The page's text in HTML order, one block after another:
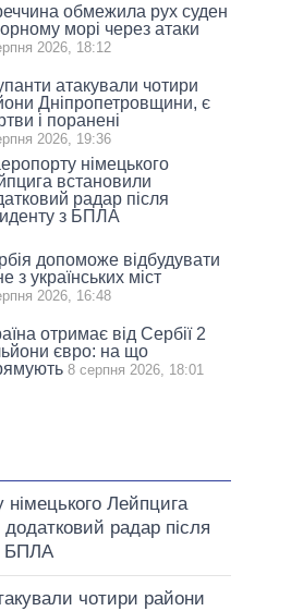
обмежила рух суден
морі через атаки
2026, 18:12
атакували чотири
Дніпропетровщини, є
і поранені
2026, 19:36
німецького
встановили
радар після
з БПЛА
допоможе відбудувати
з українських міст
2026, 16:48
отримає від Сербії 2
євро: на що
8 серпня 2026, 18:01
німецького Лейпцига
радар після
БПЛА
чотири райони